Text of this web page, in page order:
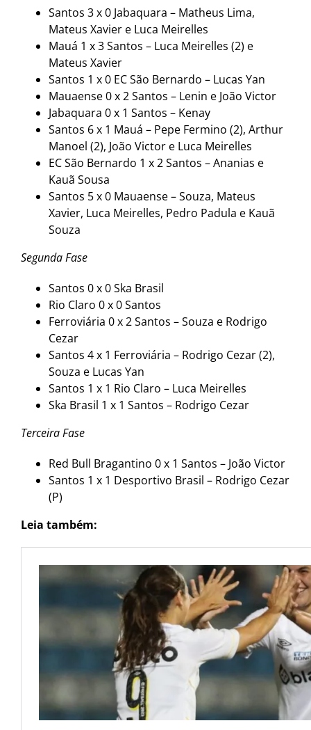
Santos 3 x 0 Jabaquara – Matheus Lima,
Mateus Xavier e Luca Meirelles
Mauá 1 x 3 Santos – Luca Meirelles (2) e
Mateus Xavier
Santos 1 x 0 EC São Bernardo – Lucas Yan
Mauaense 0 x 2 Santos – Lenin e João Victor
Jabaquara 0 x 1 Santos – Kenay
Santos 6 x 1 Mauá – Pepe Fermino (2), Arthur
Manoel (2), João Victor e Luca Meirelles
EC São Bernardo 1 x 2 Santos – Ananias e
Kauã Sousa
Santos 5 x 0 Mauaense – Souza, Mateus
Xavier, Luca Meirelles, Pedro Padula e Kauã
Souza
Segunda Fase
Santos 0 x 0 Ska Brasil
Rio Claro 0 x 0 Santos
Ferroviária 0 x 2 Santos – Souza e Rodrigo
Cezar
Santos 4 x 1 Ferroviária – Rodrigo Cezar (2),
Souza e Lucas Yan
Santos 1 x 1 Rio Claro – Luca Meirelles
Ska Brasil 1 x 1 Santos – Rodrigo Cezar
Terceira Fase
Red Bull Bragantino 0 x 1 Santos – João Victor
Santos 1 x 1 Desportivo Brasil – Rodrigo Cezar
(P)
Leia também: